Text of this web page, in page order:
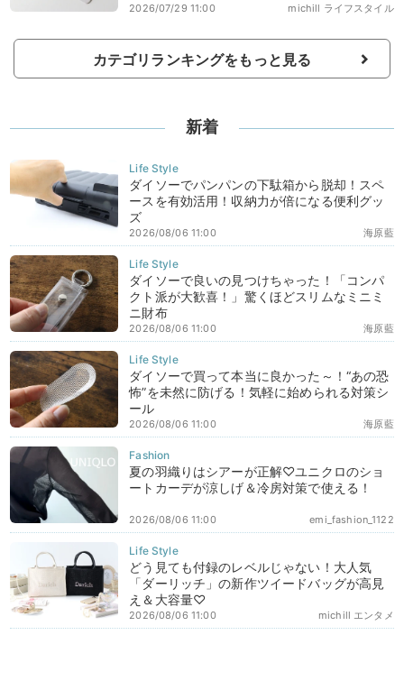
michill ライフスタイル
2026/07/29 11:00
カテゴリランキングをもっと見る
新着
ダイソーでパンパンの下駄箱から脱却！スペ
ースを有効活用！収納力が倍になる便利グッ
ズ
海原藍
2026/08/06 11:00
ダイソーで良いの見つけちゃった！「コンパ
クト派が大歓喜！」驚くほどスリムなミニミ
ニ財布
海原藍
2026/08/06 11:00
ダイソーで買って本当に良かった～！“あの恐
怖”を未然に防げる！気軽に始められる対策シ
ール
海原藍
2026/08/06 11:00
夏の羽織りはシアーが正解♡ユニクロのショ
ートカーデが涼しげ＆冷房対策で使える！
emi_fashion_1122
2026/08/06 11:00
どう見ても付録のレベルじゃない！大人気
「ダーリッチ」の新作ツイードバッグが高見
え＆大容量♡
michill エンタメ
2026/08/06 11:00